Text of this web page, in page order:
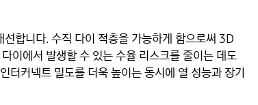
합니다. 수직 다이 적층을 가능하게 함으로써 3D
이에서 발생할 수 있는 수율 리스크를 줄이는 데도
터커넥트 밀도를 더욱 높이는 동시에 열 성능과 장기